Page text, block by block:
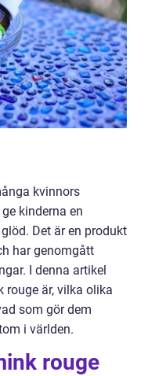
kvinnors
kinderna en
Det är en produkt
har genomgått
I denna artikel
är, vilka olika
som gör dem
i världen.
rouge